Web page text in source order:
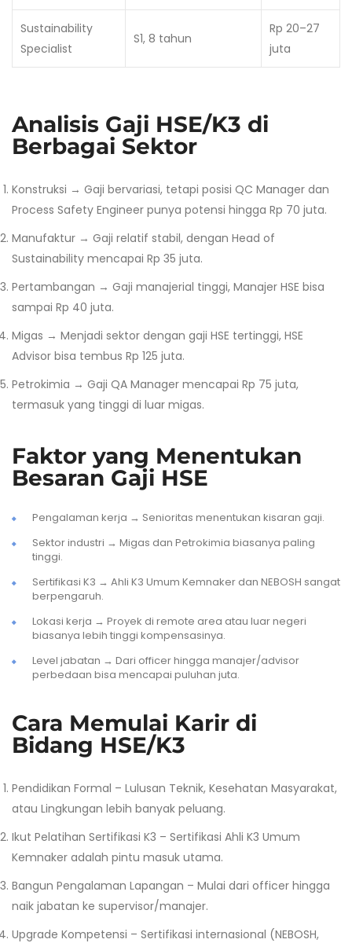
Sustainability
Specialist
S1, 8 tahun
Rp 20–27
juta
Analisis Gaji HSE/K3 di
Berbagai Sektor
Konstruksi → Gaji bervariasi, tetapi posisi QC Manager dan
Process Safety Engineer punya potensi hingga Rp 70 juta.
Manufaktur → Gaji relatif stabil, dengan Head of
Sustainability mencapai Rp 35 juta.
Pertambangan → Gaji manajerial tinggi, Manajer HSE bisa
sampai Rp 40 juta.
Migas → Menjadi sektor dengan gaji HSE tertinggi, HSE
Advisor bisa tembus Rp 125 juta.
Petrokimia → Gaji QA Manager mencapai Rp 75 juta,
termasuk yang tinggi di luar migas.
Faktor yang Menentukan
Besaran Gaji HSE
Pengalaman kerja → Senioritas menentukan kisaran gaji.
Sektor industri → Migas dan Petrokimia biasanya paling
tinggi.
Sertifikasi K3 → Ahli K3 Umum Kemnaker dan NEBOSH sangat
berpengaruh.
Lokasi kerja → Proyek di remote area atau luar negeri
biasanya lebih tinggi kompensasinya.
Level jabatan → Dari officer hingga manajer/advisor
perbedaan bisa mencapai puluhan juta.
Cara Memulai Karir di
Bidang HSE/K3
Pendidikan Formal – Lulusan Teknik, Kesehatan Masyarakat,
atau Lingkungan lebih banyak peluang.
Ikut Pelatihan Sertifikasi K3 – Sertifikasi Ahli K3 Umum
Kemnaker adalah pintu masuk utama.
Bangun Pengalaman Lapangan – Mulai dari officer hingga
naik jabatan ke supervisor/manajer.
Upgrade Kompetensi – Sertifikasi internasional (NEBOSH,